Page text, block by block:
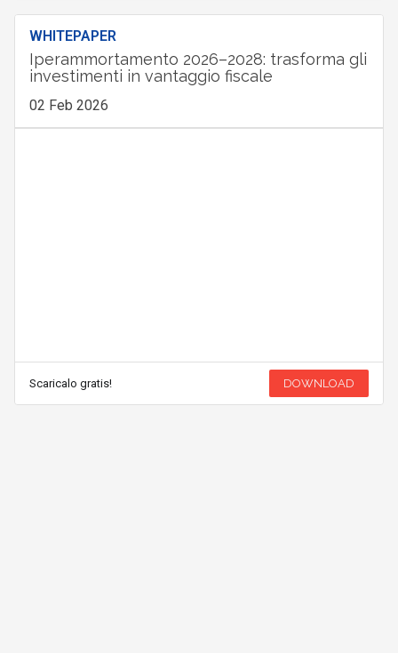
WHITEPAPER
Iperammortamento 2026–2028: trasforma gli
investimenti in vantaggio fiscale
02 Feb 2026
Scaricalo gratis! DOWNLOAD